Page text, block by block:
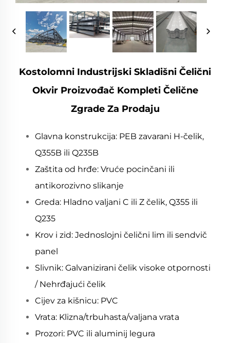
Kostolomni Industrijski Skladišni Čelični
Okvir Proizvođač Kompleti Čelične
Zgrade Za Prodaju
Glavna konstrukcija: PEB zavarani H-čelik,
Q355B ili Q235B
Zaštita od hrđe: Vruće pocinčani ili
antikorozivno slikanje
Greda: Hladno valjani C ili Z čelik, Q355 ili
Q235
Krov i zid: Jednoslojni čelični lim ili sendvič
panel
Slivnik: Galvanizirani čelik visoke otpornosti
/ Nehrđajući čelik
Cijev za kišnicu: PVC
Vrata: Klizna/trbuhasta/valjana vrata
Prozori: PVC ili aluminij legura